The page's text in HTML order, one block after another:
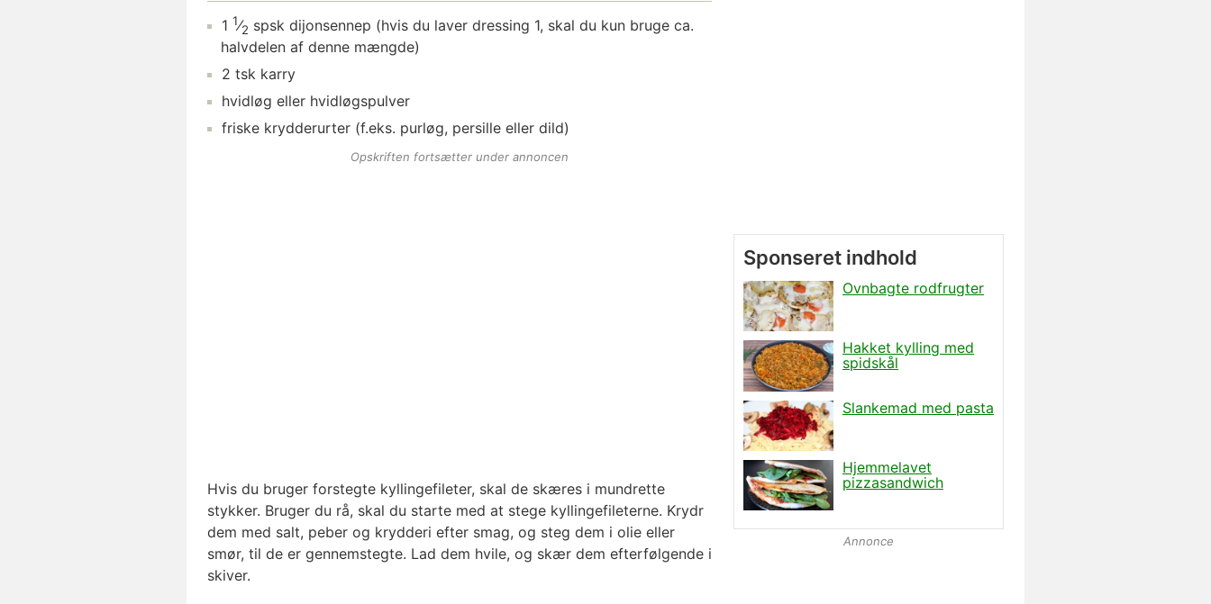
1 1⁄2 spsk dijonsennep (hvis du laver dressing 1, skal du kun bruge ca.
halvdelen af denne mængde)
2 tsk karry
hvidløg eller hvidløgspulver
friske krydderurter (f.eks. purløg, persille eller dild)
Opskriften fortsætter under annoncen
Hvis du bruger forstegte kyllingefileter, skal de skæres i mundrette
stykker. Bruger du rå, skal du starte med at stege kyllingefileterne. Krydr
dem med salt, peber og krydderi efter smag, og steg dem i olie eller
smør, til de er gennemstegte. Lad dem hvile, og skær dem efterfølgende i
skiver.
Annonce